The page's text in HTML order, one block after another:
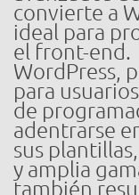
convierte a
ideal para
el front-end.
WordPress,
para
de
adentrarse
sus
y amplia
también